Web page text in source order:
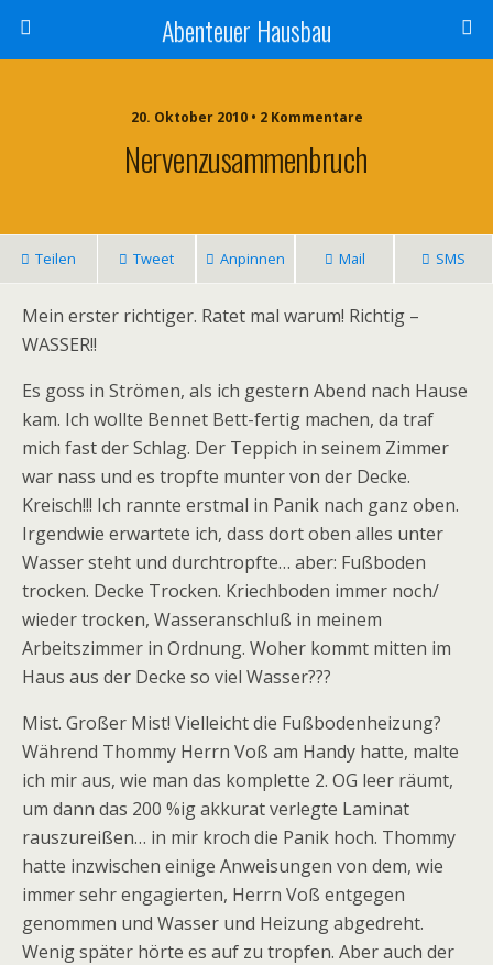
Abenteuer Hausbau
20. Oktober 2010 • 2 Kommentare
Nervenzusammenbruch
Teilen Tweet Anpinnen Mail SMS
Mein erster richtiger. Ratet mal warum! Richtig –
WASSER!!
Es goss in Strömen, als ich gestern Abend nach Hause
kam. Ich wollte Bennet Bett-fertig machen, da traf
mich fast der Schlag. Der Teppich in seinem Zimmer
war nass und es tropfte munter von der Decke.
Kreisch!!! Ich rannte erstmal in Panik nach ganz oben.
Irgendwie erwartete ich, dass dort oben alles unter
Wasser steht und durchtropfte… aber: Fußboden
trocken. Decke Trocken. Kriechboden immer noch/
wieder trocken, Wasseranschluß in meinem
Arbeitszimmer in Ordnung. Woher kommt mitten im
Haus aus der Decke so viel Wasser???
Mist. Großer Mist! Vielleicht die Fußbodenheizung?
Während Thommy Herrn Voß am Handy hatte, malte
ich mir aus, wie man das komplette 2. OG leer räumt,
um dann das 200 %ig akkurat verlegte Laminat
rauszureißen… in mir kroch die Panik hoch. Thommy
hatte inzwischen einige Anweisungen von dem, wie
immer sehr engagierten, Herrn Voß entgegen
genommen und Wasser und Heizung abgedreht.
Wenig später hörte es auf zu tropfen. Aber auch der